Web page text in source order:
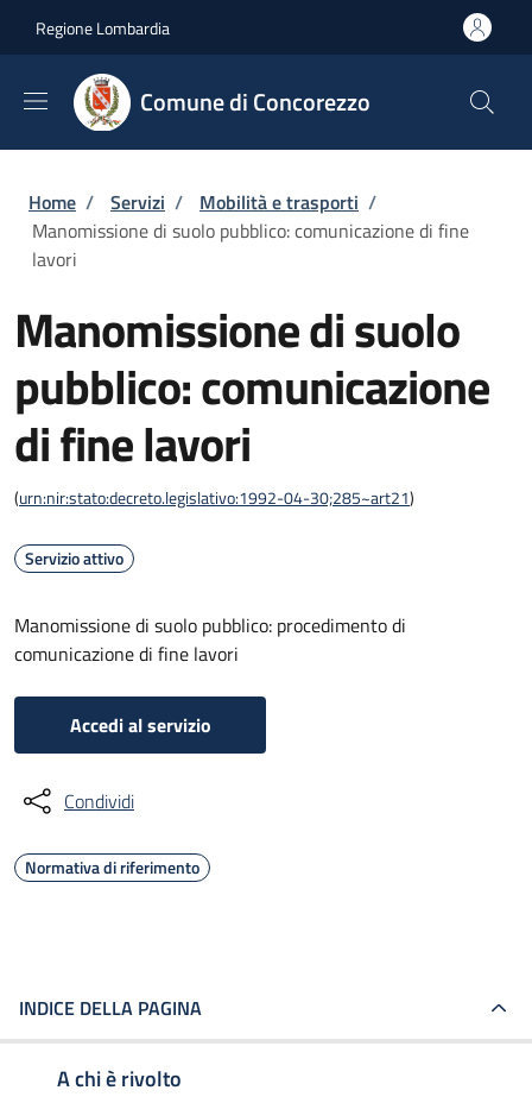
Regione Lombardia
Comune di Concorezzo
Briciole di pane
Home / Servizi / Mobilità e trasporti /
Manomissione di suolo pubblico: comunicazione di fine
lavori
Manomissione di suolo
pubblico: comunicazione
di fine lavori
(urn:nir:stato:decreto.legislativo:1992-04-30;285~art21)
Servizio attivo
Manomissione di suolo pubblico: procedimento di
comunicazione di fine lavori
Accedi al servizio
Condividi
Normativa di riferimento
INDICE DELLA PAGINA
A chi è rivolto